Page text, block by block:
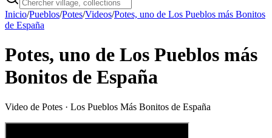
Inicio/Pueblos/Potes/Videos/Potes, uno de Los Pueblos más Bonitos
de España
Potes, uno de Los Pueblos más
Bonitos de España
Video de Potes · Los Pueblos Más Bonitos de España